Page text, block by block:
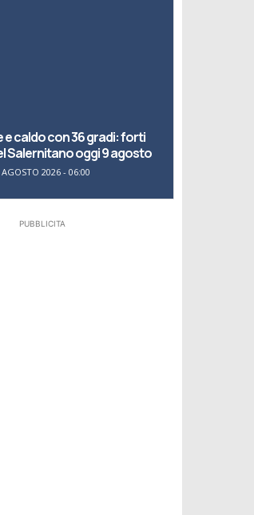
e caldo con 36 gradi: forti
Salernitano oggi 9 agosto
AGOSTO 2026 - 06:00
PUBBLICITA